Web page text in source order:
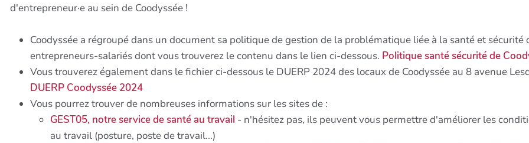
d'entrepreneur·e au sein de Coodyssée !
Coodyssée a régroupé dans un document sa politique de gestion de la problématique liée à la santé et sécurité
entrepreneurs-salariés dont vous trouverez le contenu dans le lien ci-dessous. Politique santé sécurité de
Vous trouverez également dans le fichier ci-dessous le DUERP 2024 des locaux de Coodyssée au 8 avenue
DUERP Coodyssée 2024
Vous pourrez trouver de nombreuses informations sur les sites de :
GEST05, notre service de santé au travail - n'hésitez pas, ils peuvent vous permettre d'améliorer les
au travail (posture, poste de travail...)